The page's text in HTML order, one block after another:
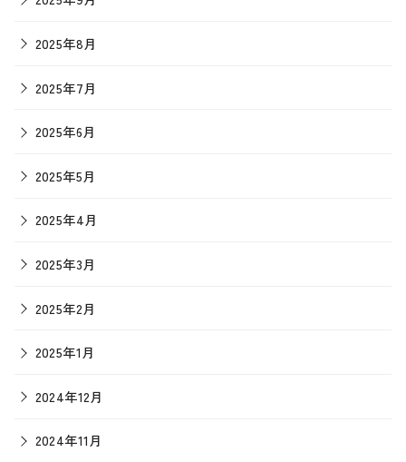
2025年8月
2025年7月
2025年6月
2025年5月
2025年4月
2025年3月
2025年2月
2025年1月
2024年12月
2024年11月